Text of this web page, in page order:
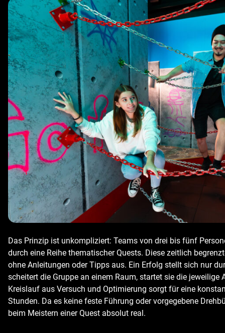
Das Prinzip ist unkompliziert: Teams von drei bis fünf
durch eine Reihe thematischer Quests. Diese zeitlich
ohne Anleitungen oder Tipps aus. Ein Erfolg stellt sich nur
scheitert die Gruppe an einem Raum, startet sie die jeweilige
Kreislauf aus Versuch und Optimierung sorgt für eine
Stunden. Da es keine feste Führung oder vorgegebene
beim Meistern einer Quest absolut real.